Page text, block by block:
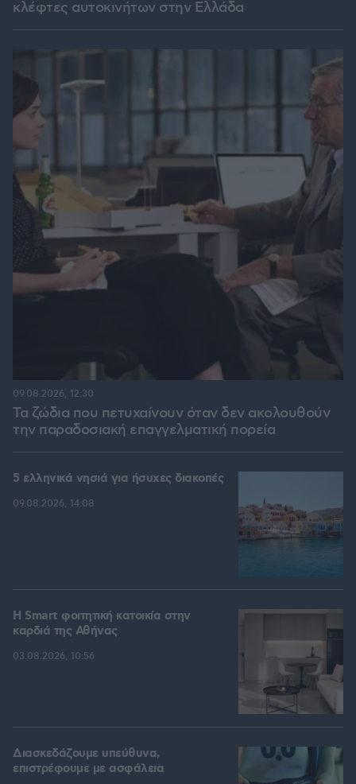
κλέφτες αυτοκινήτων στην Ελλάδα
Τα ζώδια που πετυχαίνουν όταν δεν ακολουθούν
την παραδοσιακή επαγγελματική πορεία
09.08.2026, 12:30
5 ελληνικά νησιά για ήσυχες διακοπές
09.08.2026, 14:08
Η Smart φοιτητική κατοικία στην
καρδιά της Αθήνας
03.08.2026, 10:56
Διασκεδάζουμε υπεύθυνα,
επιστρέφουμε με ασφάλεια